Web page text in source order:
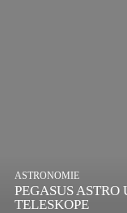
PEGASUS
TELESKOPE
ASTRONOMIE